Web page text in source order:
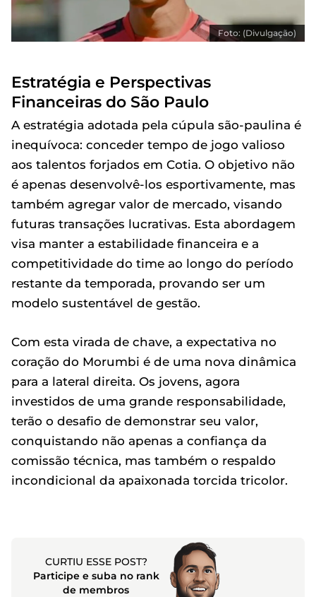
Foto: (Divulgação)
Estratégia e Perspectivas
Financeiras do São Paulo
A estratégia adotada pela cúpula são-paulina é
inequívoca: conceder tempo de jogo valioso
aos talentos forjados em Cotia. O objetivo não
é apenas desenvolvê-los esportivamente, mas
também agregar valor de mercado, visando
futuras transações lucrativas. Esta abordagem
visa manter a estabilidade financeira e a
competitividade do time ao longo do período
restante da temporada, provando ser um
modelo sustentável de gestão.
Com esta virada de chave, a expectativa no
coração do Morumbi é de uma nova dinâmica
para a lateral direita. Os jovens, agora
investidos de uma grande responsabilidade,
terão o desafio de demonstrar seu valor,
conquistando não apenas a confiança da
comissão técnica, mas também o respaldo
incondicional da apaixonada torcida tricolor.
CURTIU ESSE POST?
Participe e suba no rank
de membros